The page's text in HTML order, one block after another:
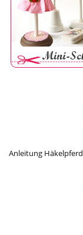
Anleitung Häkelpferd